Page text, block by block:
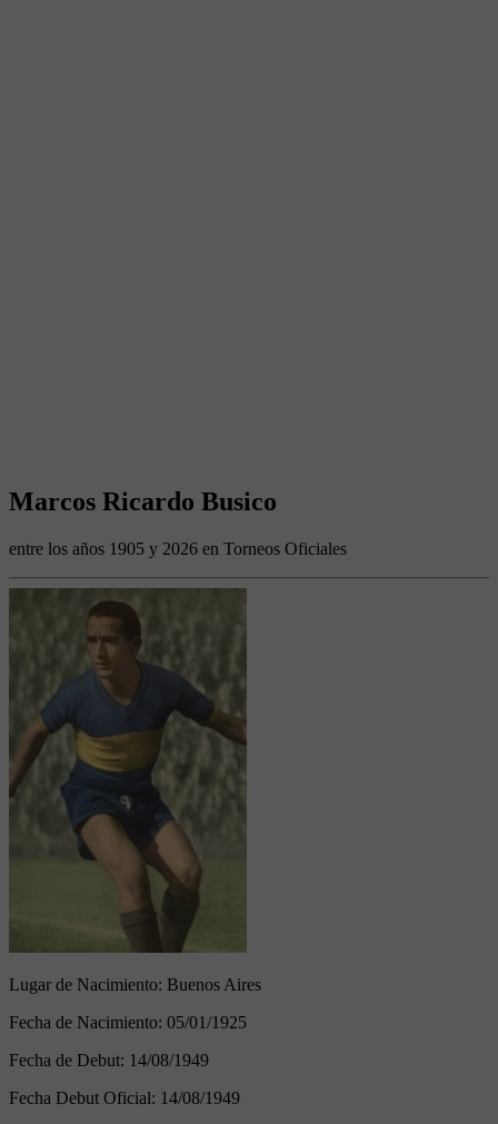
Marcos Ricardo Busico
entre los años 1905 y 2026 en Torneos Oficiales
Lugar de Nacimiento: Buenos Aires
Fecha de Nacimiento: 05/01/1925
Fecha de Debut: 14/08/1949
Fecha Debut Oficial: 14/08/1949